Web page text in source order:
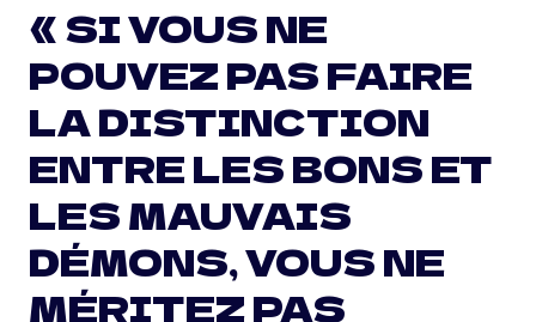
« SI VOUS NE
POUVEZ PAS FAIRE
LA DISTINCTION
ENTRE LES BONS ET
LES MAUVAIS
DÉMONS, VOUS NE
MÉRITEZ PAS